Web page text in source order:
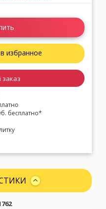
избранное
бесплатно*